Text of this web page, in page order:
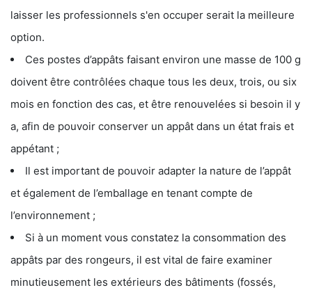
laisser les professionnels s'en occuper serait la meilleure
option.
Ces postes d’appâts faisant environ une masse de 100 g
doivent être contrôlées chaque tous les deux, trois, ou six
mois en fonction des cas, et être renouvelées si besoin il y
a, afin de pouvoir conserver un appât dans un état frais et
appétant ;
Il est important de pouvoir adapter la nature de l’appât
et également de l’emballage en tenant compte de
l’environnement ;
Si à un moment vous constatez la consommation des
appâts par des rongeurs, il est vital de faire examiner
minutieusement les extérieurs des bâtiments (fossés,